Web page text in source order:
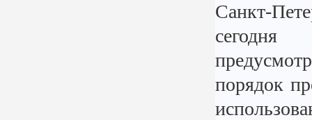
Санкт-
сегодня
порядок